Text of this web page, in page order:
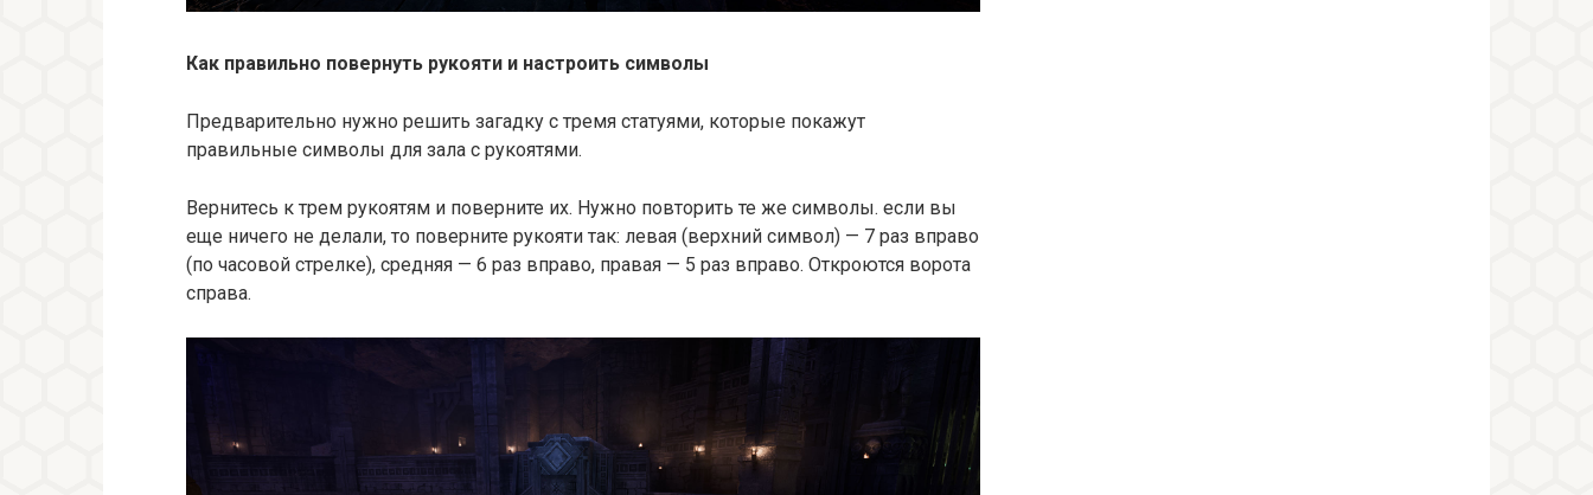
Как правильно повернуть рукояти и настроить символы
Предварительно нужно решить загадку с тремя статуями, которые покажут
правильные символы для зала с рукоятями.
Вернитесь к трем рукоятям и поверните их. Нужно повторить те же символы. если вы
еще ничего не делали, то поверните рукояти так: левая (верхний символ) — 7 раз вправо
(по часовой стрелке), средняя — 6 раз вправо, правая — 5 раз вправо. Откроются ворота
справа.